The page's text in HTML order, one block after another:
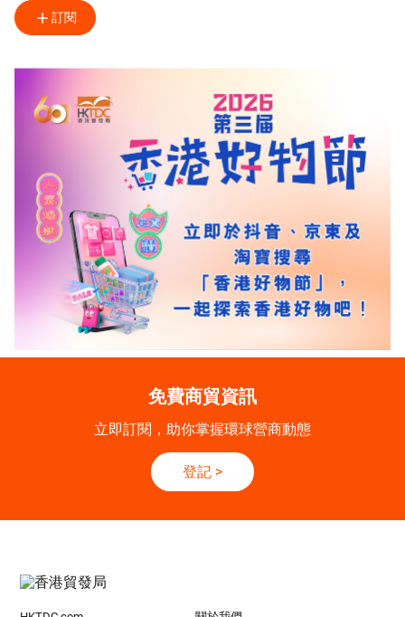
訂閱
免費商貿資訊
立即訂閱，助你掌握環球營商動態
登記 >